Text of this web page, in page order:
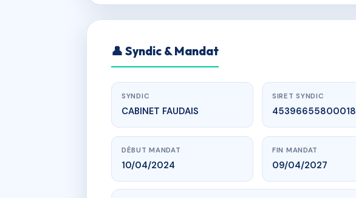
👤 Syndic & Mandat
SYNDIC
CABINET FAUDAIS
SIRET SYNDIC
45396655800018
DÉBUT MANDAT
10/04/2024
FIN MANDAT
09/04/2027